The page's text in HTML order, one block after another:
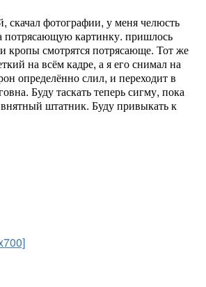
скачал фотографии, у меня челюсть
потрясающую картинку. пришлось
кропы смотрятся потрясающе. Тот же
на всём кадре, а я его снимал на
определённо слил, и переходит в
Буду таскать теперь сигму, пока
штатник. Буду привыкать к